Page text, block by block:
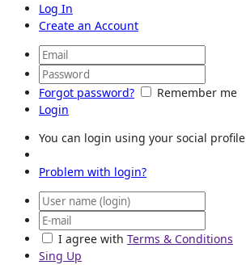
Log In
Create an Account
Forgot password?
Remember me
Login
You can login using your social profile
Problem with login?
I agree with Terms & Conditions
Sing Up